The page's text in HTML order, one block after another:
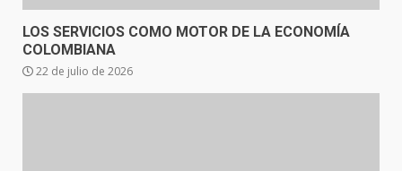
LOS SERVICIOS COMO MOTOR DE LA ECONOMÍA
COLOMBIANA
22 de julio de 2026